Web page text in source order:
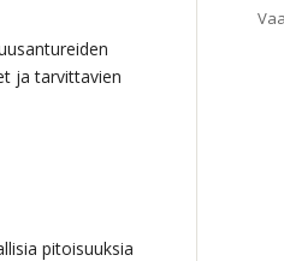
ja tarvittavien
pitoisuuksia